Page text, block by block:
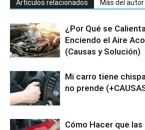
Artículos relacionados Más del autor
¿Por Qué se
Enciendo el Aire
(Causas y Solución)
Mi carro tiene
no prende
Cómo Hacer que